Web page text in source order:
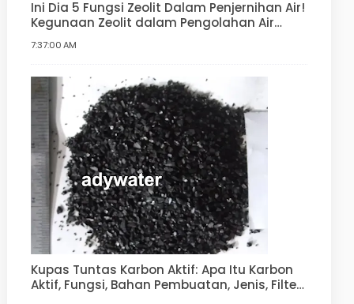
Ini Dia 5 Fungsi Zeolit Dalam Penjernihan Air!
Kegunaan Zeolit dalam Pengolahan Air
7:37:00 AM
Kupas Tuntas Karbon Aktif: Apa Itu Karbon
Aktif, Fungsi, Bahan Pembuatan, Jenis, Filter